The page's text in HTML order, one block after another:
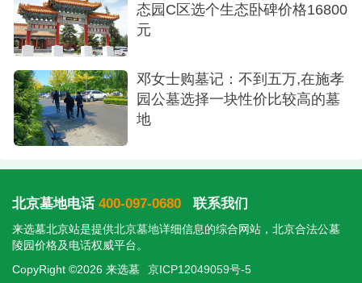
态园C区选个生态卧碑价格16800
元
邓女士购墓记：不到五万,在施孝
园公墓选择一块性价比较高的墓
地
北京墓地电话 400-097-0680 联系我们
来选墓北京站是提供北京墓地详细信息的综合网站，北京合法公墓
陵园价格及电话权威平台。
CopyRight ©2026 来选墓
京ICP12049059号-5